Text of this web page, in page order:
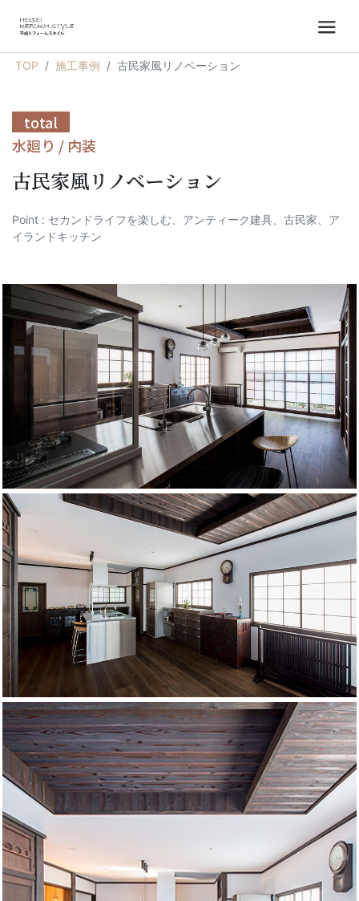
TOP 施工事例 古民家風リノベーション
total
水廻り / 内装
古民家風リノベーション
Point : セカンドライフを楽しむ、アンティーク建具、古民家、ア
イランドキッチン